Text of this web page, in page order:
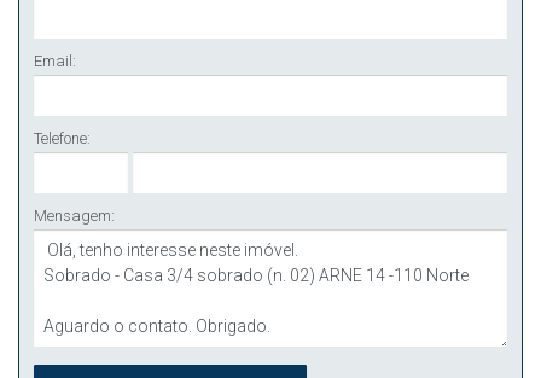
Email:
Telefone:
Mensagem: